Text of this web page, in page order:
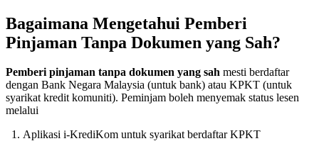
Bagaimana Mengetahui Pemberi
Pinjaman Tanpa Dokumen yang Sah?
Pemberi pinjaman tanpa dokumen yang sah mesti berdaftar
dengan Bank Negara Malaysia (untuk bank) atau KPKT (untuk
syarikat kredit komuniti). Peminjam boleh menyemak status lesen
melalui
Aplikasi i-KrediKom untuk syarikat berdaftar KPKT